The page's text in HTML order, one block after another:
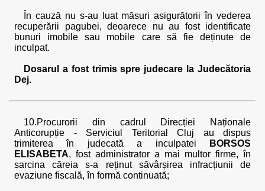
În cauză nu s-au luat măsuri asigurătorii în vederea
recuperării pagubei, deoarece nu au fost identificate
bunuri imobile sau mobile care să fie deținute de
inculpat.
Dosarul a fost trimis spre judecare la Judecătoria
Dej.
10.Procurorii din cadrul Direcției Naționale
Anticorupție - Serviciul Teritorial Cluj au dispus
trimiterea în judecată a inculpatei
BORSOS
ELISABETA, fost administrator a mai multor firme, în
sarcina căreia s-a reținut săvârșirea infracțiunii de
evaziune fiscală, în formă continuată;